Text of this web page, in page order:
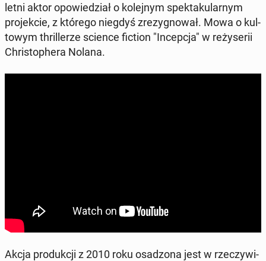
letni aktor opo­wie­dział o ko­lej­nym spek­ta­ku­lar­nym
pro­jek­cie, z którego niegdyś zre­zy­gno­wał. Mowa o kul­
to­wym thril­le­rze science fiction "In­cep­cja" w re­ży­se­rii
Chri­sto­phe­ra Nolana.
Akcja pro­duk­cji z 2010 roku osa­dzo­na jest w rze­czy­wi­